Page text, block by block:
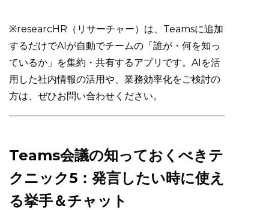
※researcHR（リサーチャー）は、Teamsに追加
するだけでAIが自動でチームの「誰が・何を知っ
ているか」を集約・共有するアプリです。AIを活
用した社内情報の活用や、業務効率化をご検討の
方は、ぜひお問い合わせください。
Teams会議の知っておくべきテ
クニック5：発言したい時に使え
る挙手＆チャット